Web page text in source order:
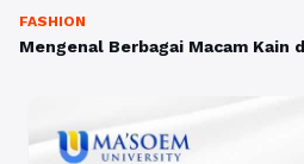
FASHION
Mengenal Berbagai Macam Kain